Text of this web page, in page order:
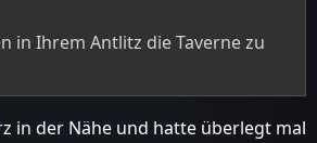
in Ihrem Antlitz die Taverne zu
in der Nähe und hatte überlegt mal